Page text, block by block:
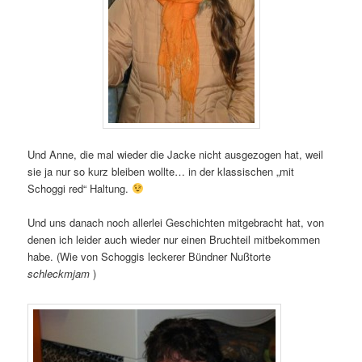
Und Anne, die mal wieder die Jacke nicht ausgezogen hat, weil
sie ja nur so kurz bleiben wollte… in der klassischen „mit
Schoggi red“ Haltung.
Und uns danach noch allerlei Geschichten mitgebracht hat, von
denen ich leider auch wieder nur einen Bruchteil mitbekommen
habe. (Wie von Schoggis leckerer Bündner Nußtorte
schleckmjam )